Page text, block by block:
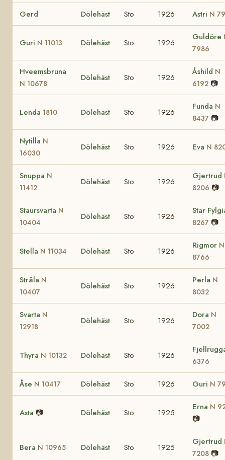
Gerd Dölehäst Sto 1926 Astri N
Guri N 11013 Dölehäst Sto 1926
Guldöre
7986
Hveemsbruna
N 10678
Dölehäst Sto 1926
Åshild N
6192 📷
Lenda 1810 Dölehäst Sto 1926
Funda N
8437 📷
Nytilla N
16030
Dölehäst Sto 1926 Eva N
Snuppa N
11412
Dölehäst Sto 1926
Gjertrud
8206 📷
Staursvarta N
10404
Dölehäst Sto 1926
Star
8267 📷
Stella N 11034 Dölehäst Sto 1926
Rigmor N
8766
Stråla N
10407
Dölehäst Sto 1926
Perla N
8032
Svarta N
12918
Dölehäst Sto 1926
Dora N
7002
Thyra N 10132 Dölehäst Sto 1926
6376
Åse N 10417 Dölehäst Sto 1926 Guri N
Asta 📷 Dölehäst Sto 1925
Erna N
📷
Bera N 10965 Dölehäst Sto 1925
Gjertrud
7208 📷